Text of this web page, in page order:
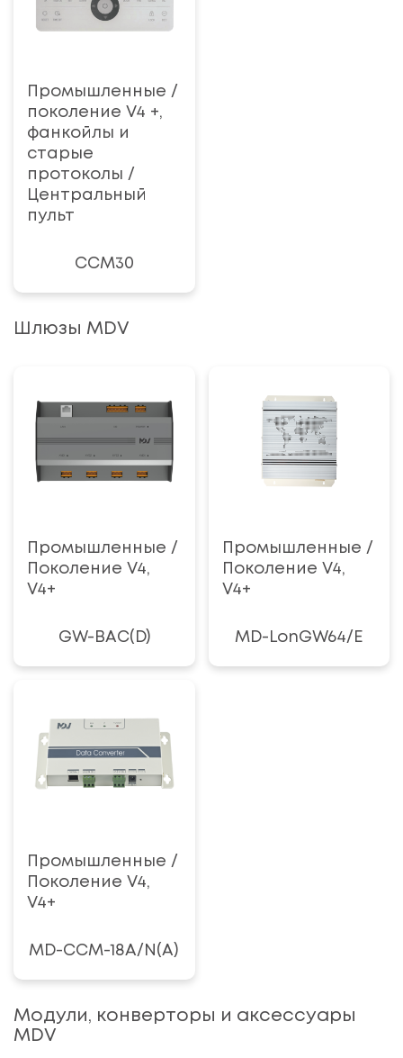
Промышленные /
поколение V4 +,
фанкойлы и
старые
протоколы /
Центральный
пульт
ССМ30
Шлюзы MDV
Промышленные /
Поколение V4,
V4+
GW-BAC(D)
Промышленные /
Поколение V4,
V4+
MD-LonGW64/E
Промышленные /
Поколение V4,
V4+
MD-CCM-18A/N(A)
Модули, конверторы и аксессуары
MDV